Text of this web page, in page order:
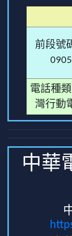
前段號
0905
電話種
灣行動
中華